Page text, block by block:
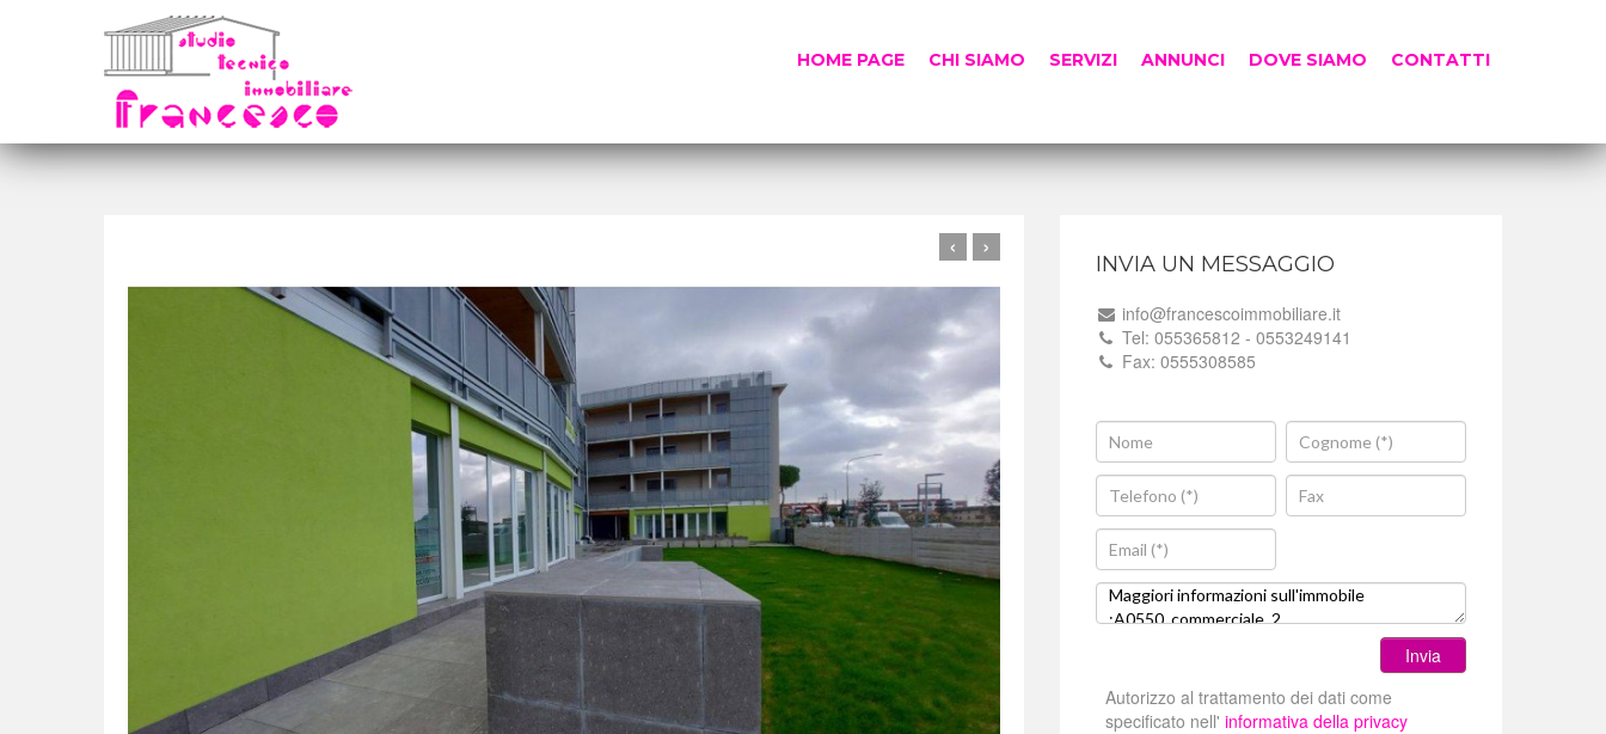
HOME PAGE CHI SIAMO SERVIZI ANNUNCI DOVE SIAMO CONTATTI
‹ ›
INVIA UN MESSAGGIO
info@francescoimmobiliare.it
Tel: 055365812 - 0553249141
Fax: 0555308585
Invia
Autorizzo al trattamento dei dati come
specificato nell' informativa della privacy